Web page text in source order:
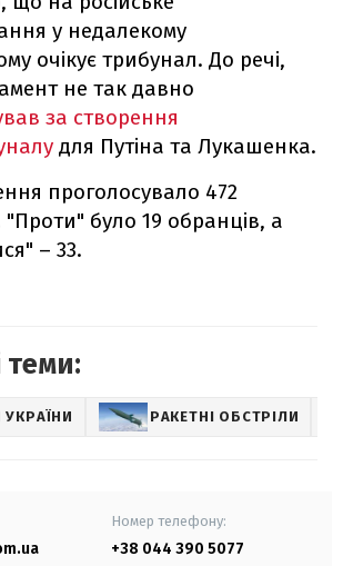
у недалекому
очікує трибунал. До речі,
не так давно
за створення
для Путіна та Лукашенка.
проголосувало 472
"Проти" було 19 обранців, а
– 33.
теми:
РАКЕТНІ ОБСТРІЛИ
Номер телефону:
+38 044 390 5077